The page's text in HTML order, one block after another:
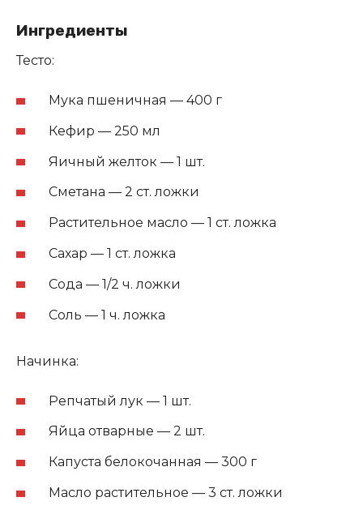
Ингредиенты
Тесто:
Мука пшеничная — 400 г
Кефир — 250 мл
Яичный желток — 1 шт.
Сметана — 2 ст. ложки
Растительное масло — 1 ст. ложка
Сахар — 1 ст. ложка
Сода — 1/2 ч. ложки
Соль — 1 ч. ложка
Начинка:
Репчатый лук — 1 шт.
Яйца отварные — 2 шт.
Капуста белокочанная — 300 г
Масло растительное — 3 ст. ложки